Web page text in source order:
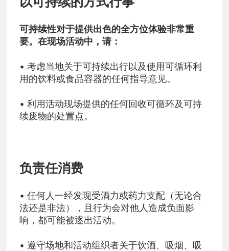
可持续性对于提供出色的全方位体验非常重
要。在现场活动中，请：
• 考虑当地关于可持续出行以及使用可循环利
用的饮料或食品容器的任何指导意见。
• 利用活动现场提供的任何回收可循环及可持
续废物的处置点。
负责任消费
• 任何人一经发现受酒力或药力支配（无论合
法还是非法），且行为会对他人造成负面影
响，都可能被逐出活动。
• 遵守场地和活动组织者关于饮酒、吸烟、吸